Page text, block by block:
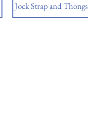
Jock Strap and Thongs